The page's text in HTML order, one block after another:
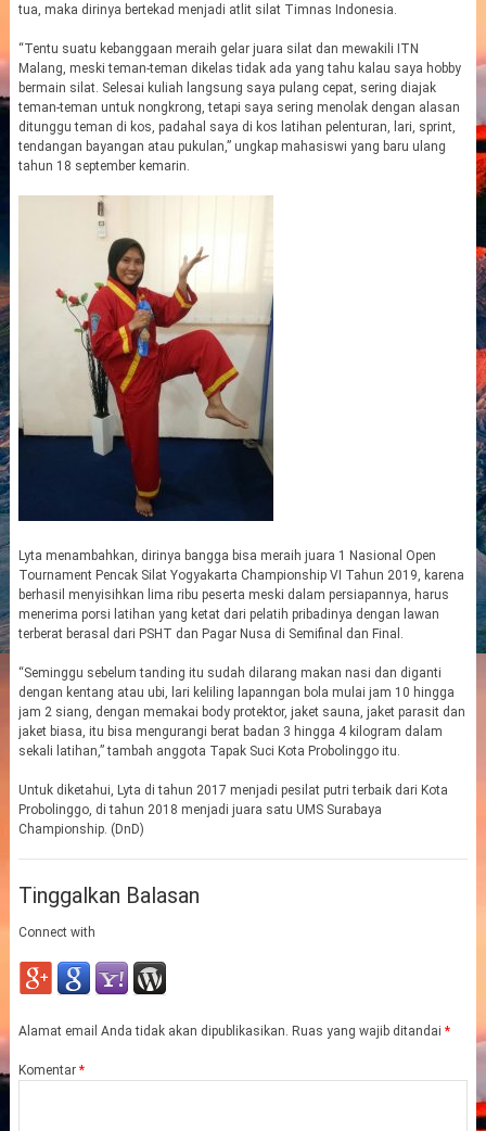
tua, maka dirinya bertekad menjadi atlit silat Timnas Indonesia.
“Tentu suatu kebanggaan meraih gelar juara silat dan mewakili ITN
Malang, meski teman-teman dikelas tidak ada yang tahu kalau saya hobby
bermain silat. Selesai kuliah langsung saya pulang cepat, sering diajak
teman-teman untuk nongkrong, tetapi saya sering menolak dengan alasan
ditunggu teman di kos, padahal saya di kos latihan pelenturan, lari, sprint,
tendangan bayangan atau pukulan,” ungkap mahasiswi yang baru ulang
tahun 18 september kemarin.
Lyta menambahkan, dirinya bangga bisa meraih juara 1 Nasional Open
Tournament Pencak Silat Yogyakarta Championship VI Tahun 2019, karena
berhasil menyisihkan lima ribu peserta meski dalam persiapannya, harus
menerima porsi latihan yang ketat dari pelatih pribadinya dengan lawan
terberat berasal dari PSHT dan Pagar Nusa di Semifinal dan Final.
“Seminggu sebelum tanding itu sudah dilarang makan nasi dan diganti
dengan kentang atau ubi, lari keliling lapanngan bola mulai jam 10 hingga
jam 2 siang, dengan memakai body protektor, jaket sauna, jaket parasit dan
jaket biasa, itu bisa mengurangi berat badan 3 hingga 4 kilogram dalam
sekali latihan,” tambah anggota Tapak Suci Kota Probolinggo itu.
Untuk diketahui, Lyta di tahun 2017 menjadi pesilat putri terbaik dari Kota
Probolinggo, di tahun 2018 menjadi juara satu UMS Surabaya
Championship. (DnD)
Tinggalkan Balasan
Connect with
Alamat email Anda tidak akan dipublikasikan. Ruas yang wajib ditandai *
Komentar *